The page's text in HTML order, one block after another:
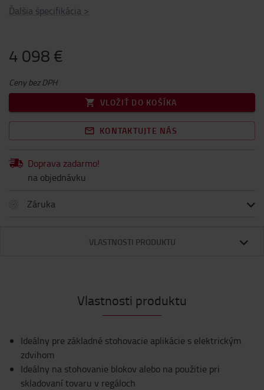
Ďalšia špecifikácia >
4 098 €
Ceny bez DPH
VLOŽIŤ DO KOŠÍKA
KONTAKTUJTE NÁS
Doprava zadarmo!
na objednávku
Záruka
VLASTNOSTI PRODUKTU
Vlastnosti produktu
Ideálny pre základné stohovacie aplikácie s elektrickým
zdvihom
Ideálny na stohovanie blokov alebo na použitie pri
skladovaní tovaru v regáloch